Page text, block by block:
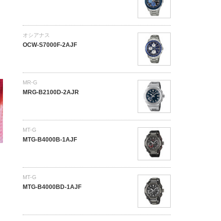
オシアナス
OCW-S7000F-2AJF
MR-G
MRG-B2100D-2AJR
MT-G
MTG-B4000B-1AJF
MT-G
MTG-B4000BD-1AJF